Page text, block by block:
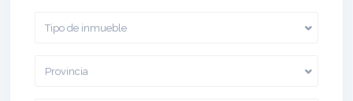
Tipo de inmueble
Provincia